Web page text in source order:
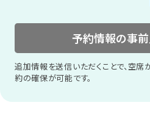
予約情報の事
追加情報を送信いただくことで、空
約の確保が可能です。